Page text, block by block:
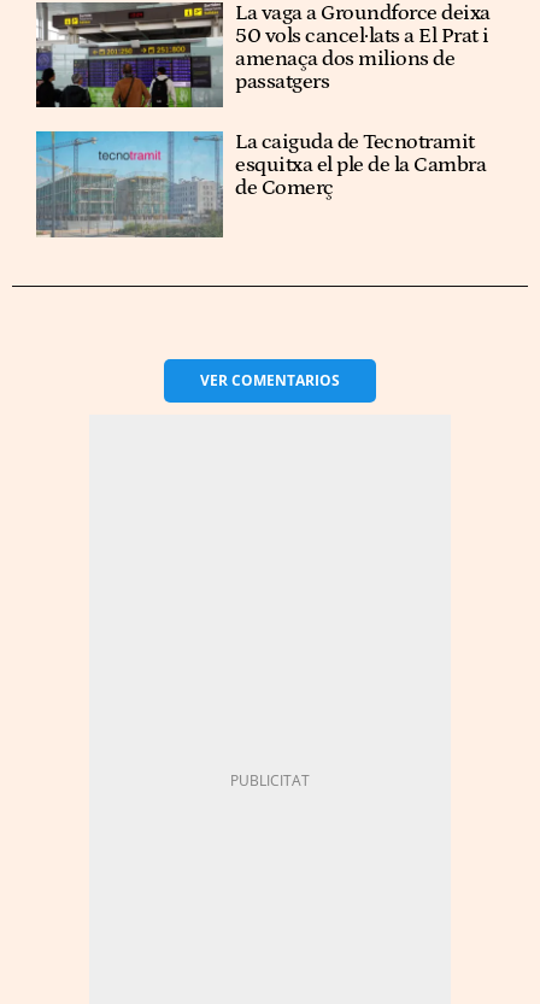
La vaga a Groundforce deixa
50 vols cancel·lats a El Prat i
amenaça dos milions de
passatgers
La caiguda de Tecnotramit
esquitxa el ple de la Cambra
de Comerç
VERCOMENTARIOS